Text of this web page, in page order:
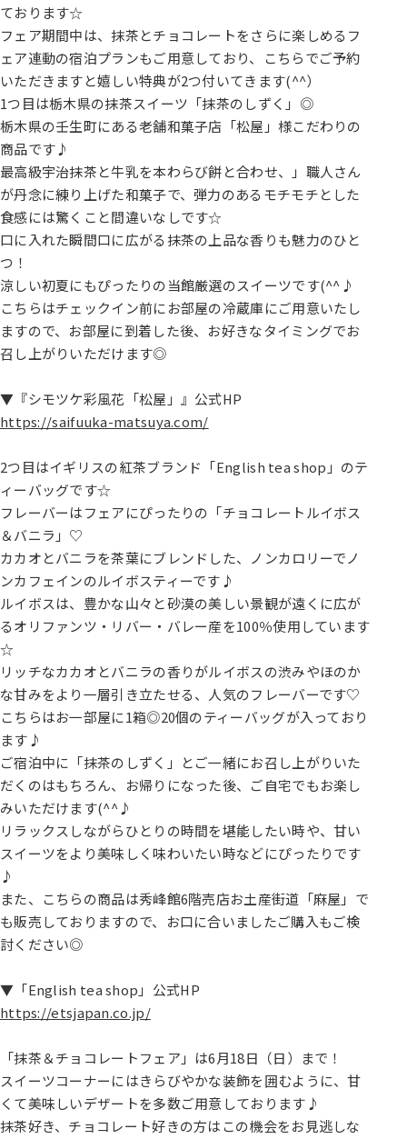
ております☆
フェア期間中は、抹茶とチョコレートをさらに楽しめるフ
ェア連動の宿泊プランもご用意しており、こちらでご予約
いただきますと嬉しい特典が2つ付いてきます(^^）
1つ目は栃木県の抹茶スイーツ「抹茶のしずく」◎
栃木県の壬生町にある老舗和菓子店「松屋」様こだわりの
商品です♪
最高級宇治抹茶と牛乳を本わらび餅と合わせ、」職人さん
が丹念に練り上げた和菓子で、弾力のあるモチモチとした
食感には驚くこと間違いなしです☆
口に入れた瞬間口に広がる抹茶の上品な香りも魅力のひと
つ！
涼しい初夏にもぴったりの当館厳選のスイーツです(^^♪
こちらはチェックイン前にお部屋の冷蔵庫にご用意いたし
ますので、お部屋に到着した後、お好きなタイミングでお
召し上がりいただけます◎
▼『シモツケ彩風花「松屋」』公式HP
https://saifuuka-matsuya.com/
2つ目はイギリスの紅茶ブランド「English tea shop」のテ
ィーバッグです☆
フレーバーはフェアにぴったりの「チョコレートルイボス
＆バニラ」♡
カカオとバニラを茶葉にブレンドした、ノンカロリーでノ
ンカフェインのルイボスティーです♪
ルイボスは、豊かな山々と砂漠の美しい景観が遠くに広が
るオリファンツ・リバー・バレー産を100％使用しています
☆
リッチなカカオとバニラの香りがルイボスの渋みやほのか
な甘みをより一層引き立たせる、人気のフレーバーです♡
こちらはお一部屋に1箱◎20個のティーバッグが入っており
ます♪
ご宿泊中に「抹茶のしずく」とご一緒にお召し上がりいた
だくのはもちろん、お帰りになった後、ご自宅でもお楽し
みいただけます(^^♪
リラックスしながらひとりの時間を堪能したい時や、甘い
スイーツをより美味しく味わいたい時などにぴったりです
♪
また、こちらの商品は秀峰館6階売店お土産街道「麻屋」で
も販売しておりますので、お口に合いましたご購入もご検
討ください◎
▼「English tea shop」公式HP
https://etsjapan.co.jp/
「抹茶＆チョコレートフェア」は6月18日（日）まで！
スイーツコーナーにはきらびやかな装飾を囲むように、甘
くて美味しいデザートを多数ご用意しております♪
抹茶好き、チョコレート好きの方はこの機会をお見逃しな